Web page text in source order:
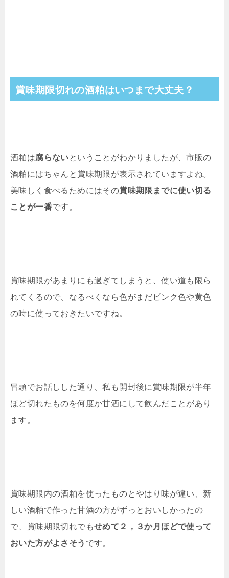
賞味期限切れの酒粕はいつまで大丈夫？
酒粕は腐らないということがわかりましたが、市販の
酒粕にはちゃんと賞味期限が表示されていますよね。
美味しく食べるためにはその賞味期限までに使い切る
ことが一番です。
賞味期限があまりにも過ぎてしまうと、使い道も限ら
れてくるので、なるべくなら色がまだピンク色や黄色
の時に使っておきたいですね。
冒頭でお話しした通り、私も開封後に賞味期限が半年
ほど切れたものを何度か甘酒にして飲んだことがあり
ます。
賞味期限内の酒粕を使ったものとやはり味が違い、新
しい酒粕で作った甘酒の方がずっとおいしかったの
で、賞味期限切れでもせめて２，３か月ほどで使って
おいた方がよさそう です。